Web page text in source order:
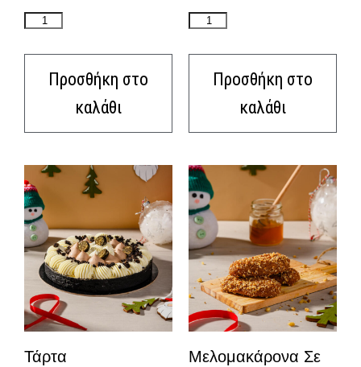
Προσθήκη στο
καλάθι
Προσθήκη στο
καλάθι
Τάρτα
Μελομακάρονα Σε